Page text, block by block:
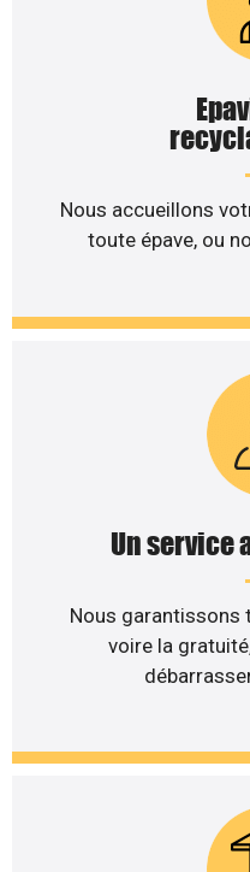
Nous accueillons
toute épave, ou
Un service
Nous garantissons
voire la